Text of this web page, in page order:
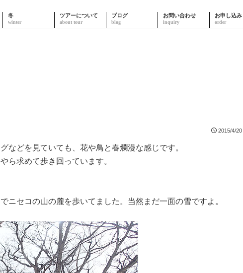
冬 ツアーについて ブログ お問い合わせ お申し込み
2015/4/20
などを見ていても、花や鳥と春爛漫な感じです。
ら求めて歩き回っています。
ニセコの山の麓を歩いてました。当然まだ一面の雪ですよ。